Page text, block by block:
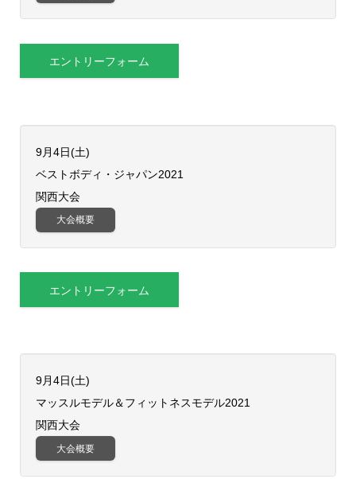
エントリーフォーム
9月4日(土)
ベストボディ・ジャパン2021
関西大会
大会概要
エントリーフォーム
9月4日(土)
​マッスルモデル＆フィットネスモデル2021
関西大会
大会概要